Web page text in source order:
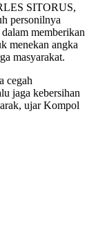
SITORUS,
personilnya
memberikan
menekan angka
masyarakat.
cegah
jaga kebersihan
ujar Kompol